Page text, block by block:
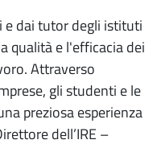
e dai tutor degli istituti
qualità e l'efficacia dei
Attraverso
gli studenti e le
preziosa esperienza
dell’IRE –